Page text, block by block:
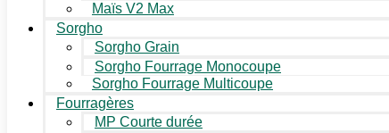
Maïs V2 Max
Sorgho
Sorgho Grain
Sorgho Fourrage Monocoupe
Sorgho Fourrage Multicoupe
Fourragères
MP Courte durée